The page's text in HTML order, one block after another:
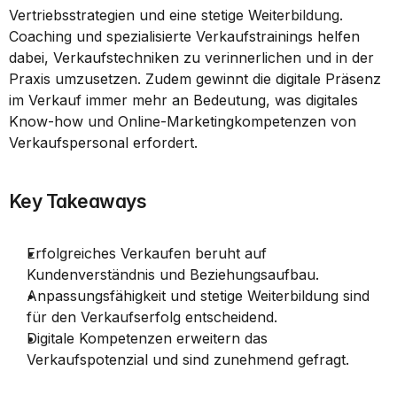
Vertriebsstrategien und eine stetige Weiterbildung.
Coaching und spezialisierte Verkaufstrainings helfen
dabei, Verkaufstechniken zu verinnerlichen und in der
Praxis umzusetzen. Zudem gewinnt die digitale Präsenz
im Verkauf immer mehr an Bedeutung, was digitales
Know-how und Online-Marketingkompetenzen von
Verkaufspersonal erfordert.
Key Takeaways
Erfolgreiches Verkaufen beruht auf
Kundenverständnis und Beziehungsaufbau.
Anpassungsfähigkeit und stetige Weiterbildung sind
für den Verkaufserfolg entscheidend.
Digitale Kompetenzen erweitern das
Verkaufspotenzial und sind zunehmend gefragt.